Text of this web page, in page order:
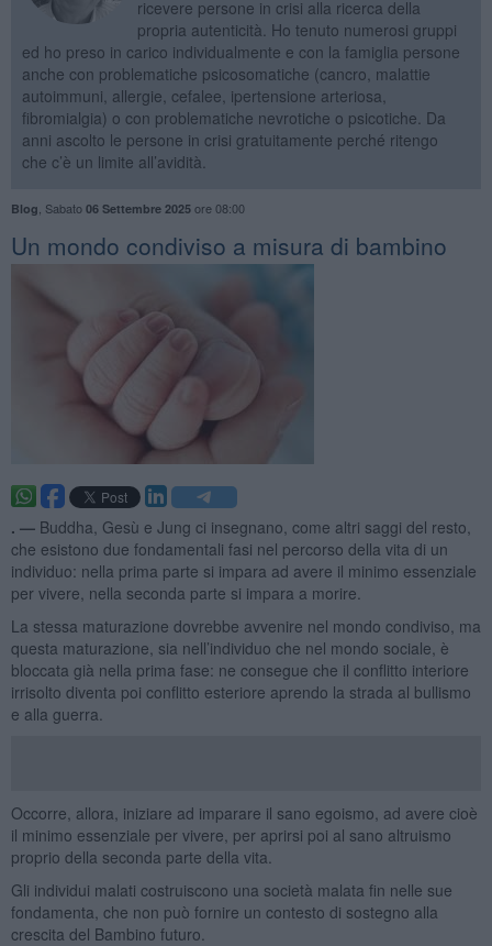
ricevere persone in crisi alla ricerca della
propria autenticità. Ho tenuto numerosi gruppi
ed ho preso in carico individualmente e con la famiglia persone
anche con problematiche psicosomatiche (cancro, malattie
autoimmuni, allergie, cefalee, ipertensione arteriosa,
fibromialgia) o con problematiche nevrotiche o psicotiche. Da
anni ascolto le persone in crisi gratuitamente perché ritengo
che c’è un limite all’avidità.
Blog Sabato 06 Settembre 2025ore 08:00
Un mondo condiviso a misura di bambino
. — Buddha, Gesù e Jung ci insegnano, come altri saggi del resto,
che esistono due fondamentali fasi nel percorso della vita di un
individuo: nella prima parte si impara ad avere il minimo essenziale
per vivere, nella seconda parte si impara a morire.
La stessa maturazione dovrebbe avvenire nel mondo condiviso, ma
questa maturazione, sia nell’individuo che nel mondo sociale, è
bloccata già nella prima fase: ne consegue che il conflitto interiore
irrisolto diventa poi conflitto esteriore aprendo la strada al bullismo
e alla guerra.
Occorre, allora, iniziare ad imparare il sano egoismo, ad avere cioè
il minimo essenziale per vivere, per aprirsi poi al sano altruismo
proprio della seconda parte della vita.
Gli individui malati costruiscono una società malata fin nelle sue
fondamenta, che non può fornire un contesto di sostegno alla
crescita del Bambino futuro.